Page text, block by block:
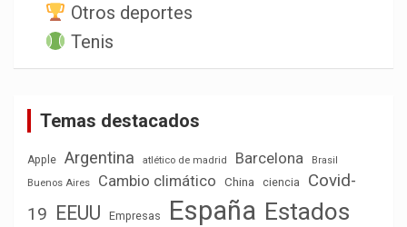
Otros deportes
Tenis
Temas destacados
Apple Argentina atlético de madrid Barcelona
Brasil
Buenos Aires
Cambio climático China ciencia
Covid-
19 EEUU Empresas España Estados